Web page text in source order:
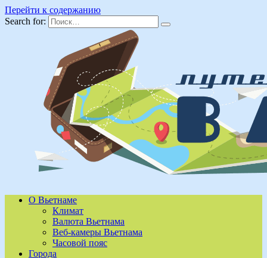
Перейти к содержанию
Search for:
О Вьетнаме
Климат
Валюта Вьетнама
Веб-камеры Вьетнама
Часовой пояс
Города